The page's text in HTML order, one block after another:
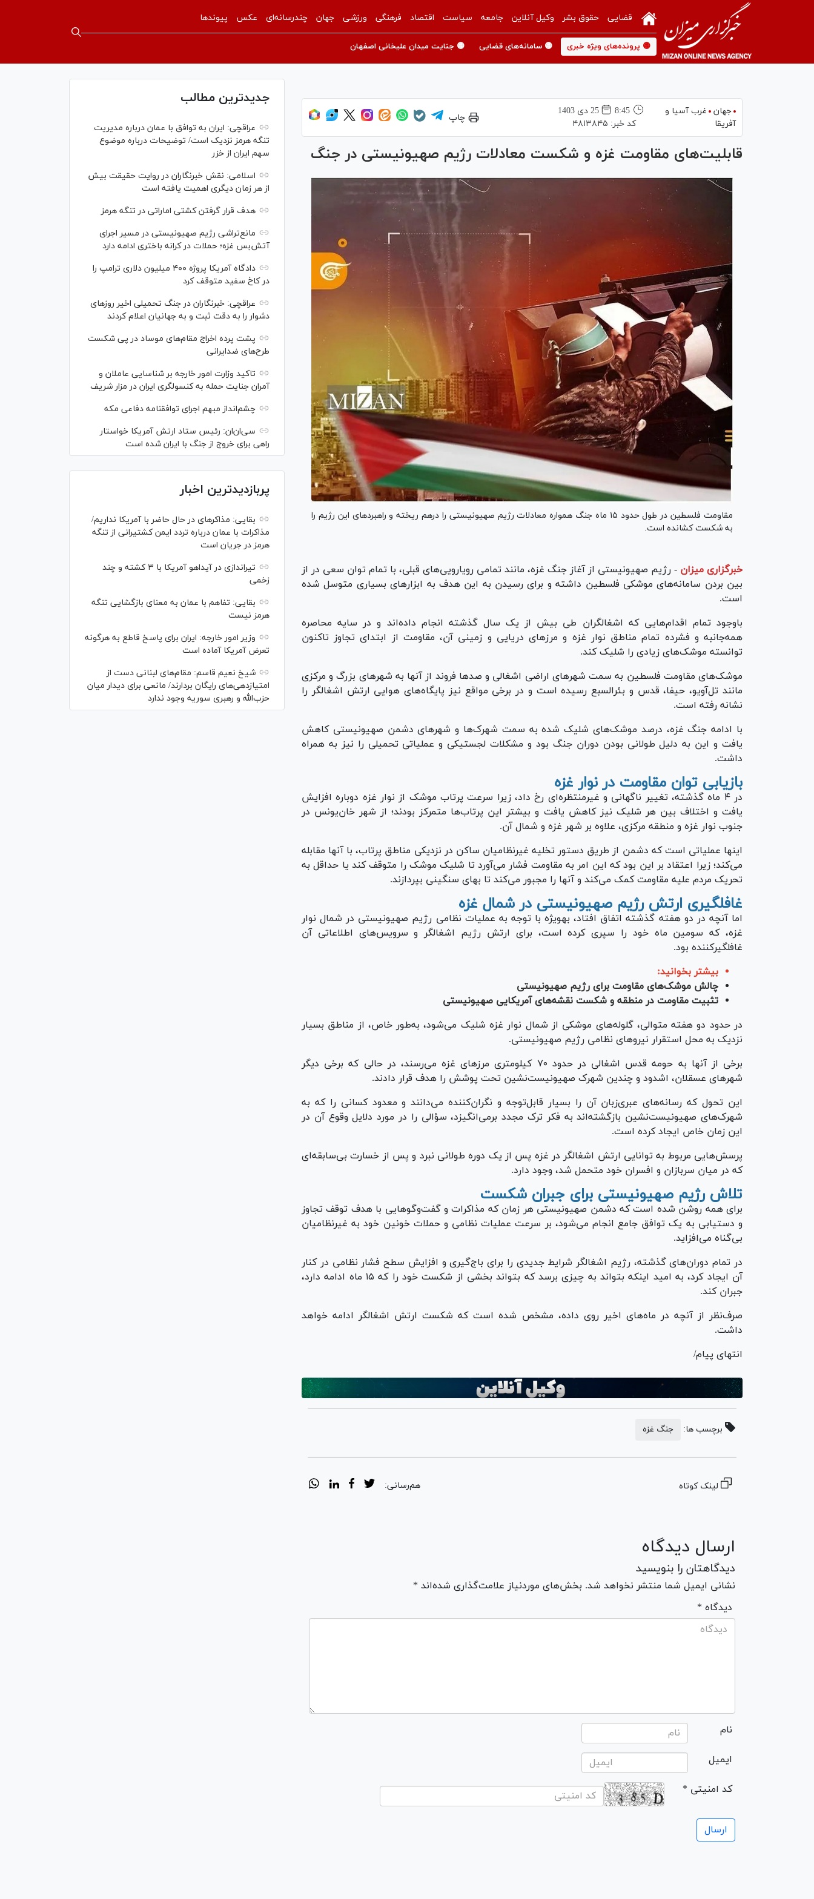
قضایی حقوق بشر وکیل آنلاین جامعه سیاست اقتصاد فرهنگی ورزشی جهان چندرسانه‌ای عکس پیوندها
🟡 پرونده‌های ویژه خبری 🟡 سامانه‌های قضایی 🟡 جنایت میدان علیخانی اصفهان
جهان
غرب آسیا و
آفریقا
8:45
25 دی 1403
کد خبر: ۴۸۱۳۸۴۵
چاپ
قابلیت‌های مقاومت غزه و شکست معادلات رژیم صهیونیستی در جنگ
مقاومت فلسطین در طول حدود ۱۵ ماه جنگ همواره معادلات رژیم صهیونیستی را درهم ریخته و راهبرد‌های این رژیم را
به شکست کشانده است.
خبرگزاری میزان - رژیم صهیونیستی از آغاز جنگ غزه، مانند تمامی رویارویی‌های قبلی، با تمام توان سعی در از
بین بردن سامانه‌های موشکی فلسطین داشته و برای رسیدن به این هدف به ابزار‌های بسیاری متوسل شده
است.
باوجود تمام اقدام‌هایی که اشغالگران طی بیش از یک سال گذشته انجام داده‌اند و در سایه محاصره
همه‌جانبه و فشرده تمام مناطق نوار غزه و مرز‌های دریایی و زمینی آن، مقاومت از ابتدای تجاوز تاکنون
توانسته موشک‌های زیادی را شلیک کند.
موشک‌های مقاومت فلسطین به سمت شهر‌های اراضی اشغالی و صد‌ها فروند از آنها به شهر‌های بزرگ و مرکزی
مانند تل‌آویو، حیفا، قدس و بئرالسبع رسیده است و در برخی مواقع نیز پایگاه‌های هوایی ارتش اشغالگر را
نشانه رفته است.
با ادامه جنگ غزه، درصد موشک‌های شلیک شده به سمت شهرک‌ها و شهر‌های دشمن صهیونیستی کاهش
یافت و این به دلیل طولانی بودن دوران جنگ بود و مشکلات لجستیکی و عملیاتی تحمیلی را نیز به همراه
داشت.
بازیابی توان مقاومت در نوار غزه
در ۴ ماه گذشته، تغییر ناگهانی و غیرمنتظره‌ای رخ داد، زیرا سرعت پرتاب موشک از نوار غزه دوباره افزایش
یافت و اختلاف بین هر شلیک نیز کاهش یافت و بیشتر این پرتاب‌ها متمرکز بودند؛ از شهر خان‌یونس در
جنوب نوار غزه و منطقه مرکزی، علاوه بر شهر غزه و شمال آن.
اینها عملیاتی است که دشمن از طریق دستور تخلیه غیرنظامیان ساکن در نزدیکی مناطق پرتاب، با آنها مقابله
می‌کند؛ زیرا اعتقاد بر این بود که این امر به مقاومت فشار می‌آورد تا شلیک موشک را متوقف کند یا حداقل به
تحریک مردم علیه مقاومت کمک می‌کند و آنها را مجبور می‌کند تا بهای سنگینی بپردازند.
غافلگیری ارتش رژیم صهیونیستی در شمال غزه
اما آنچه در دو هفته گذشته اتفاق افتاد، به‎ویژه با توجه به عملیات نظامی رژیم صهیونیستی در شمال نوار
غزه، که سومین ماه خود را سپری کرده است، برای ارتش رژیم اشغالگر و سرویس‌های اطلاعاتی آن
غافلگیرکننده بود.
بیشتر بخوانید:
چالش موشک‌های مقاومت برای رژیم صهیونیستی
تثبیت مقاومت در منطقه و شکست نقشه‌های آمریکایی صهیونیستی
در حدود دو هفته متوالی، گلوله‌های موشکی از شمال نوار غزه شلیک می‌شود، به‌طور خاص، از مناطق بسیار
نزدیک به محل استقرار نیرو‌های نظامی رژیم صهیونیستی.
برخی از آنها به حومه قدس اشغالی در حدود ۷۰ کیلومتری مرز‌های غزه می‌رسند، در حالی که برخی دیگر
شهر‌های عسقلان، اشدود و چندین شهرک صهیونیست‌نشین تحت پوشش را هدف قرار دادند.
این تحول که رسانه‌های عبری‌زبان آن را بسیار قابل‌توجه و نگران‌کننده می‌دانند و معدود کسانی را که به
شهرک‌های صهیونیست‌نشین بازگشته‌اند به فکر ترک مجدد برمی‌انگیزد، سؤالی را در مورد دلایل وقوع آن در
این زمان خاص ایجاد کرده است.
پرسش‌هایی مربوط به توانایی ارتش اشغالگر در غزه پس از یک دوره طولانی نبرد و پس از خسارت بی‌سابقه‌ای
که در میان سربازان و افسران خود متحمل شد، وجود دارد.
تلاش رژیم صهیونیستی برای جبران شکست
برای همه روشن شده است که دشمن صهیونیستی هر زمان که مذاکرات و گفت‌و‌گو‌هایی با هدف توقف تجاوز
و دستیابی به یک توافق جامع انجام می‌شود، بر سرعت عملیات نظامی و حملات خونین خود به غیرنظامیان
بی‌گناه می‌افزاید.
در تمام دوران‌های گذشته، رژیم اشغالگر شرایط جدیدی را برای باج‌گیری و افزایش سطح فشار نظامی در کنار
آن ایجاد کرد، به امید اینکه بتواند به چیزی برسد که بتواند بخشی از شکست خود را که ۱۵ ماه ادامه دارد،
جبران کند.
صرف‌نظر از آنچه در ماه‌های اخیر روی داده، مشخص شده است که شکست ارتش اشغالگر ادامه خواهد
داشت.
انتهای پیام/
برچسب ها: جنگ غزه
لینک کوتاه هم‌رسانی:
ارسال دیدگاه
دیدگاهتان را بنویسید
نشانی ایمیل شما منتشر نخواهد شد. بخش‌های موردنیاز علامت‌گذاری شده‌اند *
* دیدگاه
نام
ایمیل
* کد امنیتی
جدیدترین مطالب
عراقچی: ایران به توافق با عمان درباره مدیریت
تنگه هرمز نزدیک است/ توضیحات درباره موضوع
سهم ایران از خزر
اسلامی: نقش خبرنگاران در روایت حقیقت بیش
از هر زمان دیگری اهمیت یافته است
هدف قرار گرفتن کشتی اماراتی در تنگه هرمز
مانع‌تراشی رژیم صهیونیستی در مسیر اجرای
آتش‌بس غزه؛ حملات در کرانه باختری ادامه دارد
دادگاه آمریکا پروژه ۴۰۰ میلیون دلاری ترامپ را
در کاخ سفید متوقف کرد
عراقچی: خبرنگاران در جنگ تحمیلی اخیر روز‌های
دشوار را به دقت ثبت و به جهانیان اعلام کردند
پشت پرده اخراج مقام‌های موساد در پی شکست
طرح‌های ضدایرانی
تاکید وزارت امور خارجه بر شناسایی عاملان و
آمران جنایت حمله به کنسولگری ایران در مزار شریف
چشم‌انداز مبهم اجرای توافقنامه دفاعی مکه
سی‌ان‌‌ان: رئیس ستاد ارتش آمریکا خواستار
راهی برای خروج از جنگ با ایران شده است
پربازدیدترین اخبار
بقایی: مذاکره‎ای در حال حاضر با آمریکا نداریم/
مذاکرات با عمان درباره تردد ایمن کشتیرانی از تنگه
هرمز در جریان است
تیراندازی در آیداهو آمریکا با ۳ کشته و چند
زخمی
بقایی: تفاهم با عمان به معنای بازگشایی تنگه
هرمز نیست
وزیر امور خارجه: ایران برای پاسخ قاطع به هرگونه
تعرض آمریکا آماده است
شیخ نعیم قاسم: مقام‌های لبنانی دست از
امتیازدهی‌های رایگان بردارند/ مانعی برای دیدار میان
حزب‌الله و رهبری سوریه وجود ندارد